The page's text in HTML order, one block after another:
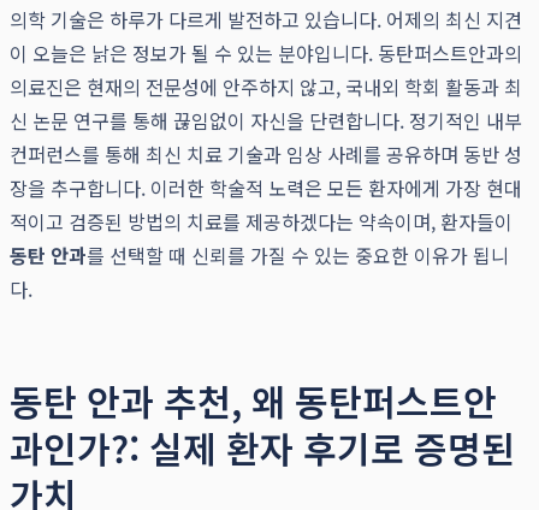
의학 기술은 하루가 다르게 발전하고 있습니다. 어제의 최신 지견
이 오늘은 낡은 정보가 될 수 있는 분야입니다. 동탄퍼스트안과의
의료진은 현재의 전문성에 안주하지 않고, 국내외 학회 활동과 최
신 논문 연구를 통해 끊임없이 자신을 단련합니다. 정기적인 내부
컨퍼런스를 통해 최신 치료 기술과 임상 사례를 공유하며 동반 성
장을 추구합니다. 이러한 학술적 노력은 모든 환자에게 가장 현대
적이고 검증된 방법의 치료를 제공하겠다는 약속이며, 환자들이
동탄 안과를 선택할 때 신뢰를 가질 수 있는 중요한 이유가 됩니
다.
동탄 안과 추천, 왜 동탄퍼스트안
과인가?: 실제 환자 후기로 증명된
가치